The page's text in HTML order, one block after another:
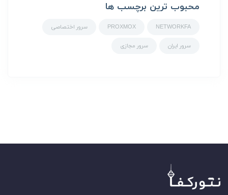
محبوب ترین برچسب ها
NETWORKFA
PROXMOX سرور اختصاصی
سرور ایران سرور مجازی